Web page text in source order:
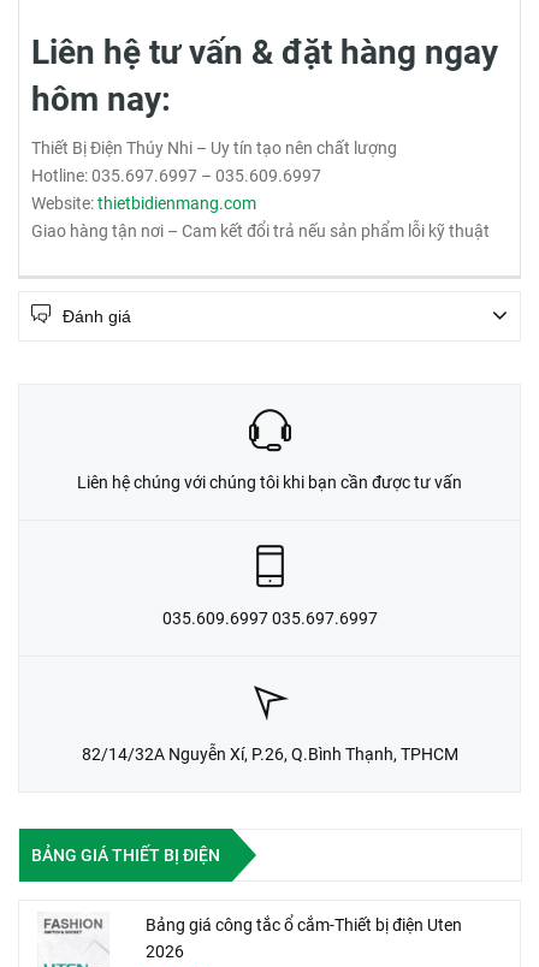
Liên hệ tư vấn & đặt hàng ngay
hôm nay:
Thiết Bị Điện Thúy Nhi – Uy tín tạo nên chất lượng
Hotline: 035.697.6997 – 035.609.6997
Website:thietbidienmang.com
Giao hàng tận nơi – Cam kết đổi trả nếu sản phẩm lỗi kỹ thuật
Đánh giá
Liên hệ chúng với chúng tôi khi bạn cần được tư vấn
035.609.6997 035.697.6997
82/14/32A Nguyễn Xí, P.26, Q.Bình Thạnh, TPHCM
BẢNG GIÁ THIẾT BỊ ĐIỆN
Bảng giá công tắc ổ cắm-Thiết bị điện Uten
2026